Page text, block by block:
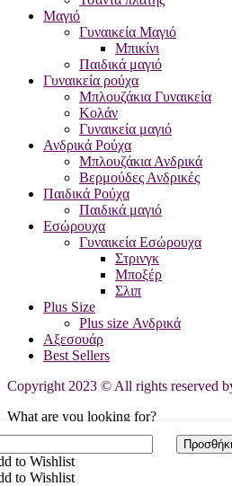
to Wishlist
to Wishlist
Μαγιό
Γυναικεία Μαγιό
Μπικίνι
Παιδικά μαγιό
Γυναικεία ρούχα
Μπλουζάκια Γυναικεία
Κολάν
Γυναικεία μαγιό
Ανδρικά Ρούχα
Μπλουζάκια Ανδρικά
Βερμούδες Ανδρικές
Παιδικά Ρούχα
Παιδικά μαγιό
Εσώρουχα
Γυναικεία Εσώρουχα
Στρινγκ
Μποξέρ
Σλιπ
Plus Size
Plus size Ανδρικά
Αξεσουάρ
Best Sellers
Copyright 2023 © All rights reserved
What are you looking for?
Please type the word you want to